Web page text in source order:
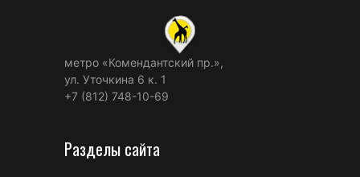
метро «Комендантский пр.»,
ул. Уточкина 6 к. 1
+7 (812) 748-10-69
Разделы сайта